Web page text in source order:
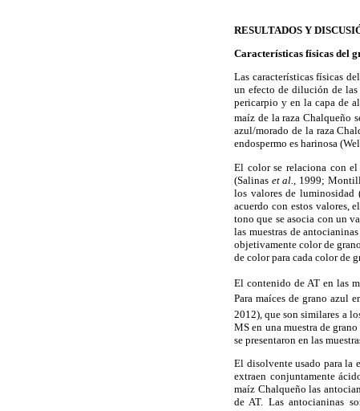
RESULTADOS Y
Características físicas del
Las características físicas
un efecto de dilución de
pericarpio y en la capa de
maíz de la raza Chalqueño
azul/morado de la raza
endospermo es harinosa
El color se relaciona con
(Salinas et al., 1999;
los valores de luminosidad
acuerdo con estos valores,
tono que se asocia con un
las muestras de
objetivamente color de
de color para cada color de
El contenido de AT en las
Para maíces de grano azul
2012), que son similares a
MS en una muestra de
se presentaron en las
El disolvente usado para la
extraen conjuntamente
maíz Chalqueño las
de AT. Las antocianinas